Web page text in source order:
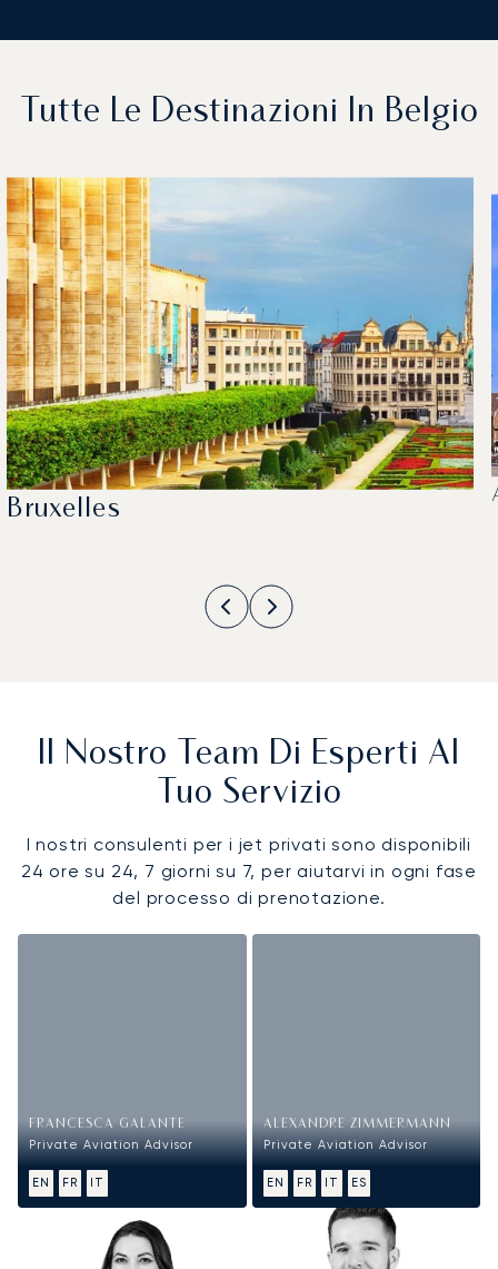
Tutte Le Destinazioni In Belgio
Bruxelles
Il Nostro Team Di Esperti Al
Tuo Servizio
I nostri consulenti per i jet privati sono disponibili
24 ore su 24, 7 giorni su 7, per aiutarvi in ogni fase
del processo di prenotazione.
FRANCESCA GALANTE
Private Aviation Advisor
EN FR IT
ALEXANDRE ZIMMERMANN
Private Aviation Advisor
EN FR IT ES